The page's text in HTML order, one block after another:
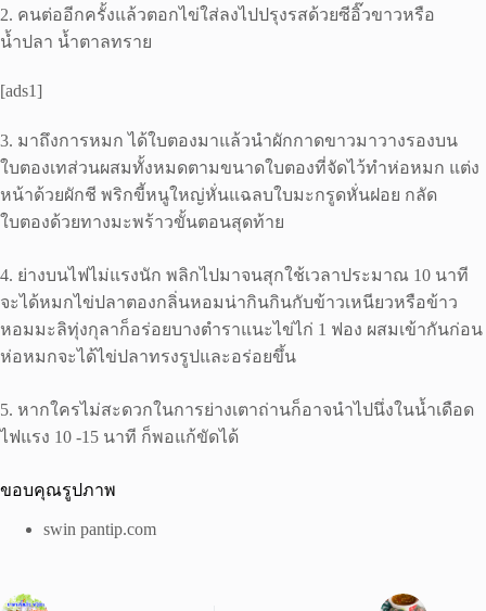
2. คนต่ออีกครั้งแล้วตอกไข่ใส่ลงไปปรุงรสด้วยซีอิ๊วขาวหรือ
น้ำปลา น้ำตาลทราย
[ads1]
3. มาถึงการหมก ได้ใบตองมาแล้วนำผักกาดขาวมาวางรองบน
ใบตองเทส่วนผสมทั้งหมดตามขนาดใบตองที่จัดไว้ทำห่อหมก แต่ง
หน้าด้วยผักชี พริกขี้หนูใหญ่หั่นแฉลบใบมะกรูดหั่นฝอย กลัด
ใบตองด้วยทางมะพร้าวขั้นตอนสุดท้าย
4. ย่างบนไฟไม่แรงนัก พลิกไปมาจนสุกใช้เวลาประมาณ 10 นาที
จะได้หมกไข่ปลาตองกลิ่นหอมน่ากินกินกับข้าวเหนียวหรือข้าว
หอมมะลิทุ่งกุลาก็อร่อยบางตำราแนะไข่ไก่ 1 ฟอง ผสมเข้ากันก่อน
ห่อหมกจะได้ไข่ปลาทรงรูปและอร่อยขึ้น
5. หากใครไม่สะดวกในการย่างเตาถ่านก็อาจนำไปนึ่งในน้ำเดือด
ไฟแรง 10 -15 นาที ก็พอแก้ขัดได้
ขอบคุณรูปภาพ
swin pantip.com